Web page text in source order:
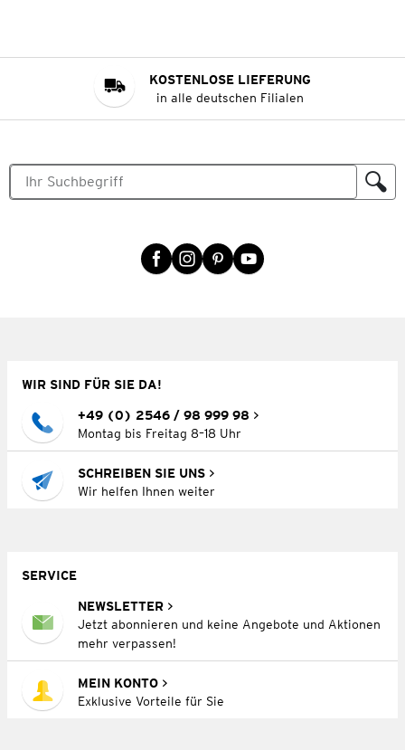
KOSTENLOSE LIEFERUNG
in alle deutschen Filialen
WIR SIND FÜR SIE DA!
+49 (0) 2546 / 98 999 98
Montag bis Freitag 8–18 Uhr
SCHREIBEN SIE UNS
Wir helfen Ihnen weiter
SERVICE
NEWSLETTER
Jetzt abonnieren und keine Angebote und Aktionen
mehr verpassen!
MEIN KONTO
Exklusive Vorteile für Sie